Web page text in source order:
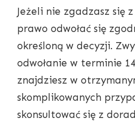
Jeżeli nie zgadzasz się
prawo odwołać się
określoną w decyzji.
odwołanie w terminie
znajdziesz w
skomplikowanych
skonsultować się z